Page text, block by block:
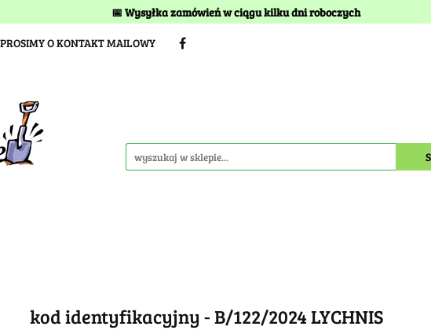
📅 Wysyłka zamówień w ciągu kilku dni roboczych
PROSIMY O KONTAKT MAILOWY
sadzonki TERMINY I KOSZTY DOSTAWY BEZ TORFU Kwitnienia
kod identyfikacyjny - B/122/2024 LYCHNIS